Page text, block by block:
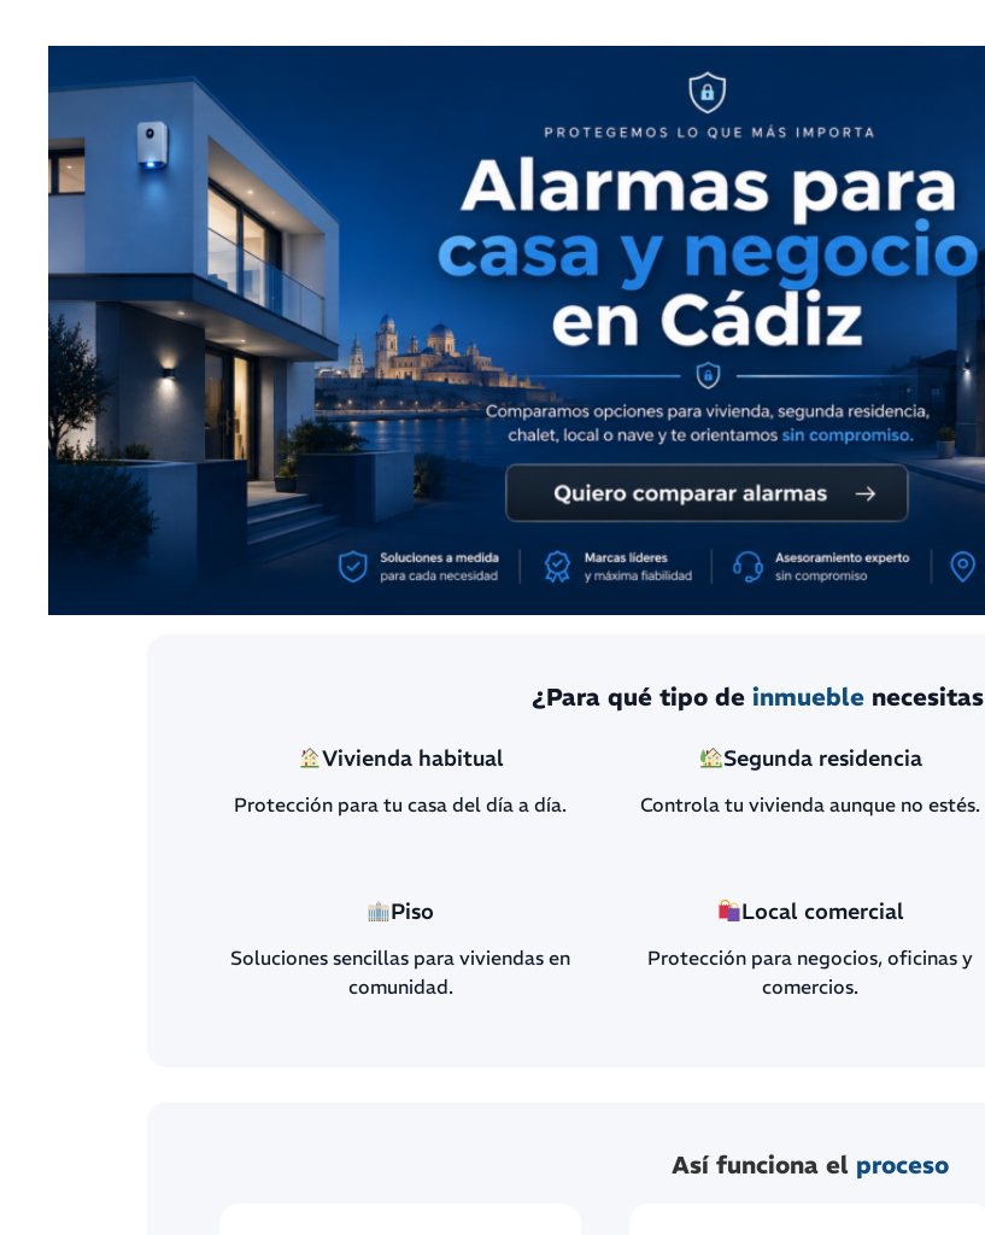
¿Para qué tipo de inmueble necesitas
Vivienda habitual
Protección para tu casa del día a día.
Segunda residencia
Controla tu vivienda aunque no estés.
Piso
Soluciones sencillas para viviendas en
comunidad.
Local comercial
Protección para negocios, oficinas y
comercios.
Así funciona el proceso